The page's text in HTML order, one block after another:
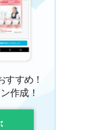
すめ！
作成！